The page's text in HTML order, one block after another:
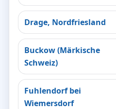
Drage, Nordfriesland
Buckow (Märkische
Schweiz)
Fuhlendorf bei
Wiemersdorf